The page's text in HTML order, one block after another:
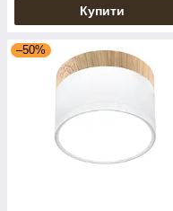
Купити
–50%